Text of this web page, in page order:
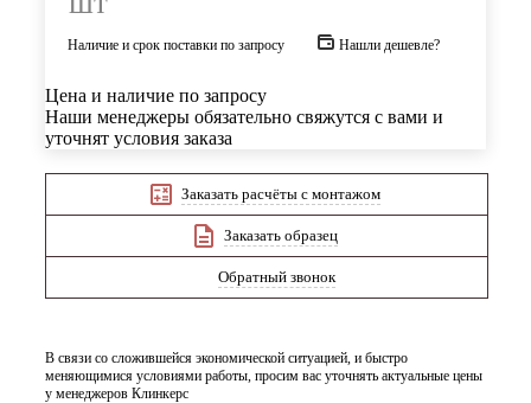
Наличие и срок поставки по запросу Нашли дешевле?
Цена и наличие по запросу
Наши менеджеры обязательно свяжутся с вами и
уточнят условия заказа
Заказать расчёты с монтажом
Заказать образец
Обратный звонок
В связи со сложившейся экономической ситуацией, и быстро
меняющимися условиями работы, просим вас уточнять актуальные цены
у менеджеров Клинкерс